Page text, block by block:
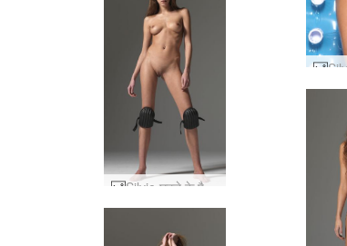
Silvie घुटने के पैड #2